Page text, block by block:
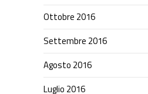
Ottobre 2016
Settembre 2016
Agosto 2016
Luglio 2016